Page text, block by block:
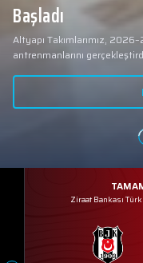
Başladı
Altyapı Takımlarımız,
antrenmanlarını
Ziraat Bankası